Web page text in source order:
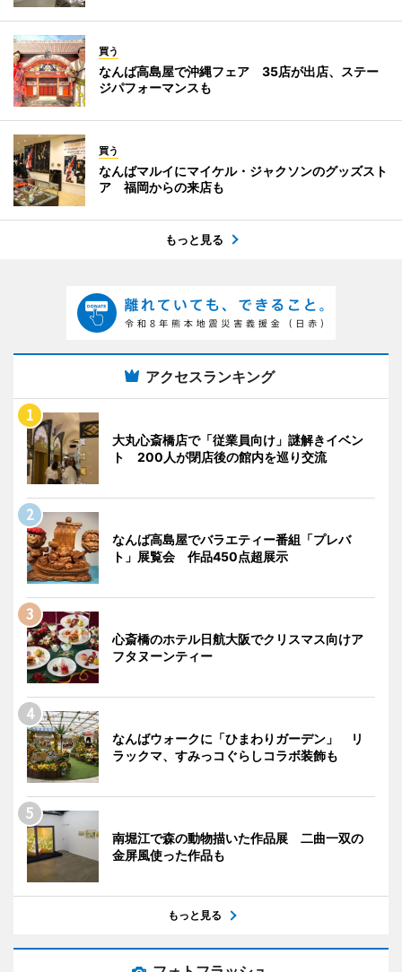
買う
なんば高島屋で沖縄フェア 35店が出店、ステー
ジパフォーマンスも
買う
なんばマルイにマイケル・ジャクソンのグッズスト
ア 福岡からの来店も
もっと見る
アクセスランキング
大丸心斎橋店で「従業員向け」謎解きイベン
ト 200人が閉店後の館内を巡り交流
なんば高島屋でバラエティー番組「プレバ
ト」展覧会 作品450点超展示
心斎橋のホテル日航大阪でクリスマス向けア
フタヌーンティー
なんばウォークに「ひまわりガーデン」 リ
ラックマ、すみっコぐらしコラボ装飾も
南堀江で森の動物描いた作品展 二曲一双の
金屏風使った作品も
もっと見る